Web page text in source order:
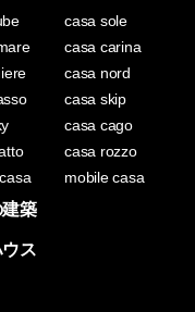
casa sole
casa carina
casa nord
casa skip
casa cago
casa rozzo
mobile casa
建築
ス